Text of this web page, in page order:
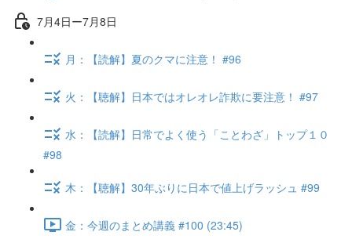
7月4日ー7月8日
月：【読解】夏のクマに注意！ #96
火：【聴解】日本ではオレオレ詐欺に要注意！ #97
水：【読解】日常でよく使う「ことわざ」トップ１０
#98
木：【聴解】30年ぶりに日本で値上げラッシュ #99
金：今週のまとめ講義 #100 (23:45)